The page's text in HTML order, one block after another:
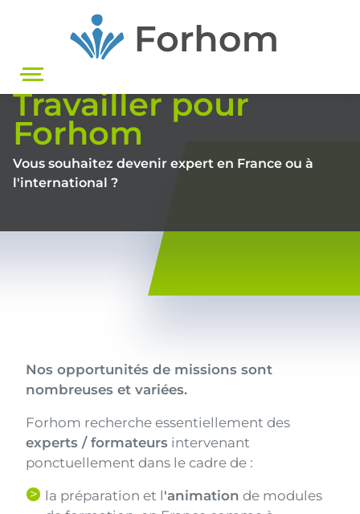
Travailler pour
Forhom
Vous souhaitez devenir expert en France ou à
l'international ?
Corps
Texte
Nos opportunités de missions sont
nombreuses et variées.
Forhom recherche essentiellement des
experts / formateurs intervenant
ponctuellement dans le cadre de :
la préparation et l'animation de modules